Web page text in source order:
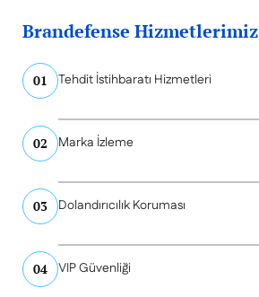
Brandefense Hizmetlerimiz
01 Tehdit İstihbaratı Hizmetleri
02 Marka İzleme
03 Dolandırıcılık Koruması
04 VIP Güvenliği